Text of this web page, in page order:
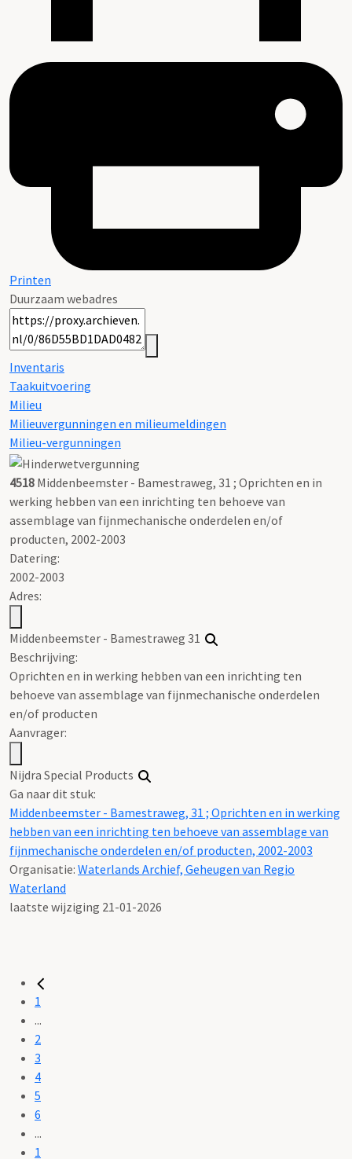
Printen
Duurzaam webadres
Inventaris
Taakuitvoering
Milieu
Milieuvergunningen en milieumeldingen
Milieu-vergunningen
4518 Middenbeemster - Bamestraweg, 31 ; Oprichten en in
werking hebben van een inrichting ten behoeve van
assemblage van fijnmechanische onderdelen en/of
producten, 2002-2003
Datering:
2002-2003
Adres:
Middenbeemster - Bamestraweg 31
Beschrijving:
Oprichten en in werking hebben van een inrichting ten
behoeve van assemblage van fijnmechanische onderdelen
en/of producten
Aanvrager:
Nijdra Special Products
Ga naar dit stuk:
Middenbeemster - Bamestraweg, 31 ; Oprichten en in werking
hebben van een inrichting ten behoeve van assemblage van
fijnmechanische onderdelen en/of producten, 2002-2003
Organisatie: Waterlands Archief, Geheugen van Regio
Waterland
laatste wijziging 21-01-2026
1
...
2
3
4
5
6
...
1